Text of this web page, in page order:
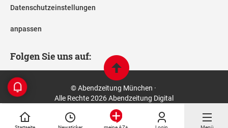
Datenschutzeinstellungen
anpassen
Folgen Sie uns auf:
© Abendzeitung München ·
Alle Rechte 2026 Abendzeitung Digital